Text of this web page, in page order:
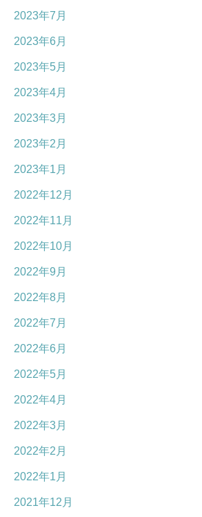
2023年7月
2023年6月
2023年5月
2023年4月
2023年3月
2023年2月
2023年1月
2022年12月
2022年11月
2022年10月
2022年9月
2022年8月
2022年7月
2022年6月
2022年5月
2022年4月
2022年3月
2022年2月
2022年1月
2021年12月